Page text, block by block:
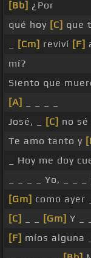
[Bb] ¿Por
qué hoy [C] que
[Cm] reviví [F]
mí?
Siento que
[A]
José, _
[C] no
Te amo tanto y
_ Hoy me doy
_ _ _ _ Yo, _ _
[Gm] como ayer
[C]
[Gm] Y _
[F] míos alguna